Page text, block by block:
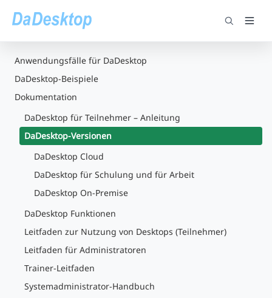
Anwendungsfälle für DaDesktop
DaDesktop-Beispiele
Dokumentation
DaDesktop für Teilnehmer – Anleitung
DaDesktop-Versionen
DaDesktop Cloud
DaDesktop für Schulung und für Arbeit
DaDesktop On-Premise
DaDesktop Funktionen
Leitfaden zur Nutzung von Desktops (Teilnehmer)
Leitfaden für Administratoren
Trainer-Leitfaden
Systemadministrator-Handbuch